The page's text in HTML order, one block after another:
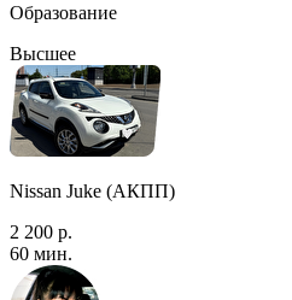
Образование
Высшее
Nissan Juke (АКПП)
2 200 р.
60 мин.